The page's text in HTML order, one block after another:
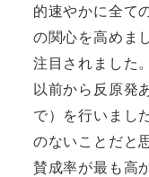
的速やかに全て
の関心を高めま
注目されました。
以前から反原発
で）を行いまし
のないことだと
賛成率が最も高